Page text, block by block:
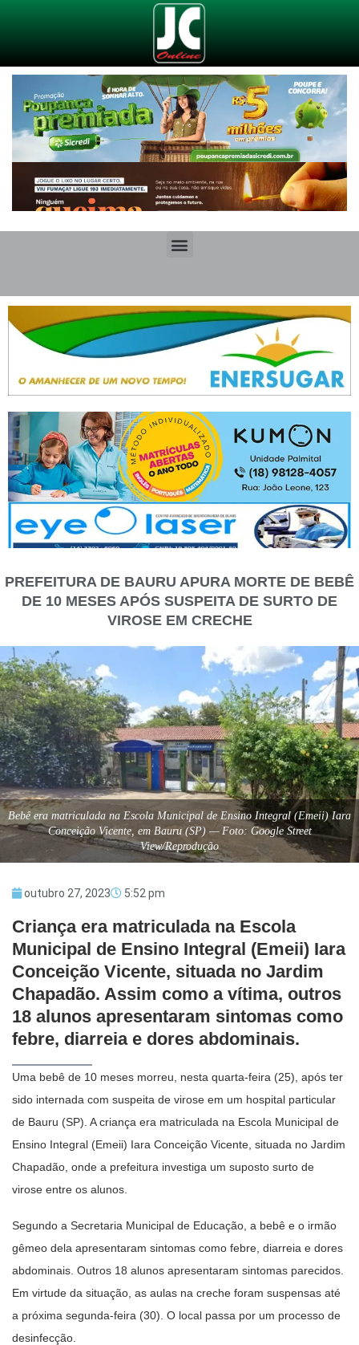
PREFEITURA DE BAURU APURA MORTE DE BEBÊ
DE 10 MESES APÓS SUSPEITA DE SURTO DE
VIROSE EM CRECHE
Bebê era matriculada na Escola Municipal de Ensino Integral (Emeii) Iara
Conceição Vicente, em Bauru (SP) — Foto: Google Street
View/Reprodução
outubro 27, 2023 5:52 pm
Criança era matriculada na Escola
Municipal de Ensino Integral (Emeii) Iara
Conceição Vicente, situada no Jardim
Chapadão. Assim como a vítima, outros
18 alunos apresentaram sintomas como
febre, diarreia e dores abdominais.
Uma bebê de 10 meses morreu, nesta quarta-feira (25), após ter
sido internada com suspeita de virose em um hospital particular
de Bauru (SP). A criança era matriculada na Escola Municipal de
Ensino Integral (Emeii) Iara Conceição Vicente, situada no Jardim
Chapadão, onde a prefeitura investiga um suposto surto de
virose entre os alunos.
Segundo a Secretaria Municipal de Educação, a bebê e o irmão
gêmeo dela apresentaram sintomas como febre, diarreia e dores
abdominais. Outros 18 alunos apresentaram sintomas parecidos.
Em virtude da situação, as aulas na creche foram suspensas até
a próxima segunda-feira (30). O local passa por um processo de
desinfecção.